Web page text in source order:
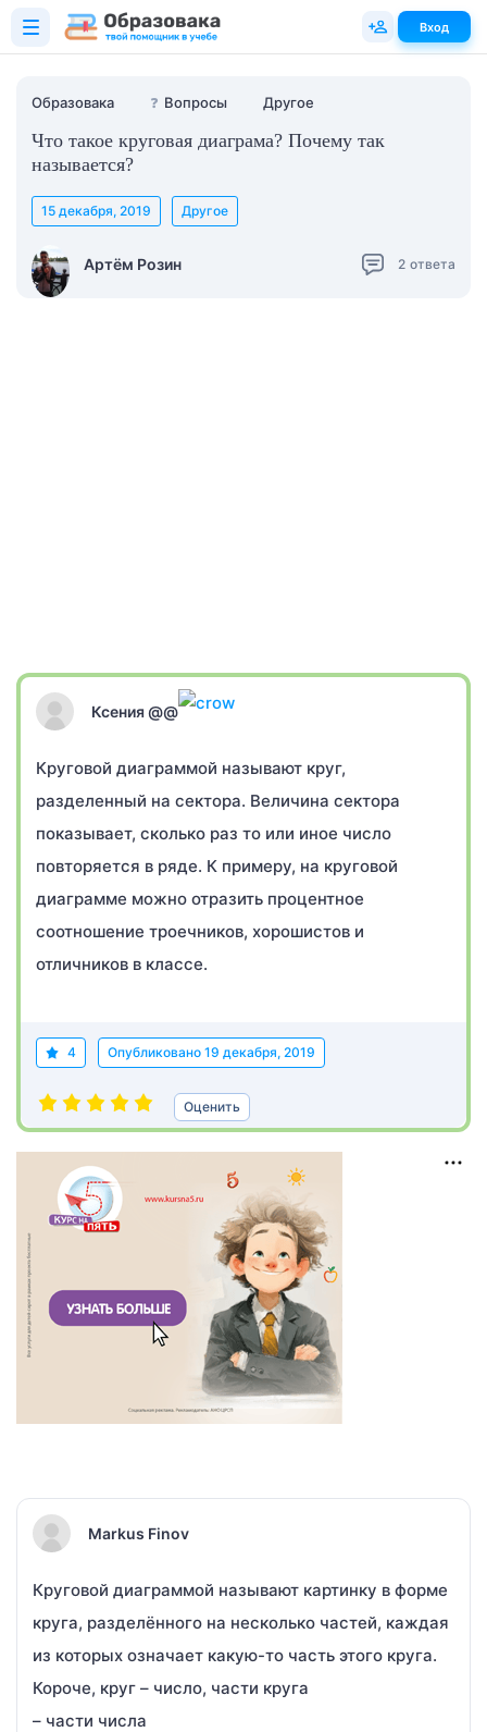
Образовака ❓ Вопросы Другое
Что такое круговая диаграма? Почему так
называется?
Артём Розин
15 декабря, 2019 Другое
2 ответа
Ксения @@
Круговой диаграммой называют круг,
разделенный на сектора. Величина сектора
показывает, сколько раз то или иное число
повторяется в ряде. К примеру, на круговой
диаграмме можно отразить процентное
соотношение троечников, хорошистов и
отличников в классе.
4 Опубликовано 19 декабря, 2019
Оценить
Markus Finov
Круговой диаграммой называют картинку в форме
круга, разделённого на несколько частей, каждая
из которых означает какую-то часть этого круга.
Короче, круг – число, части круга
– части числа
Вход